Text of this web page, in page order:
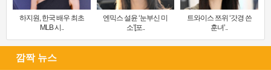
하지원, 한국 배우 최초
MLB 시..
엔믹스 설윤 ‘눈부신 미
소’[포..
트와이스 쯔위 ‘갓경 쓴
훈녀’..
깜짝 뉴스